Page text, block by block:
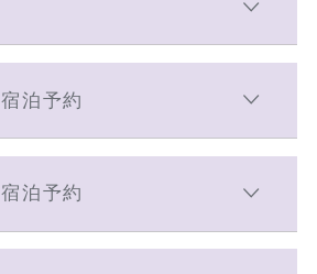
泊予約
泊予約